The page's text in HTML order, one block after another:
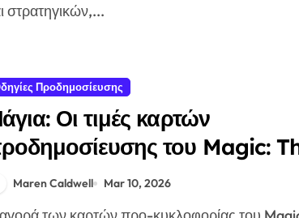
στρατηγικών,...
Προδημοσίευσης
Οι τιμές καρτών
του Magic:
Gathering: τάσεις αγοράς,
τιμών, ενδιαφέρον συλλεκτών
Maren Caldwell Mar 10, 2026